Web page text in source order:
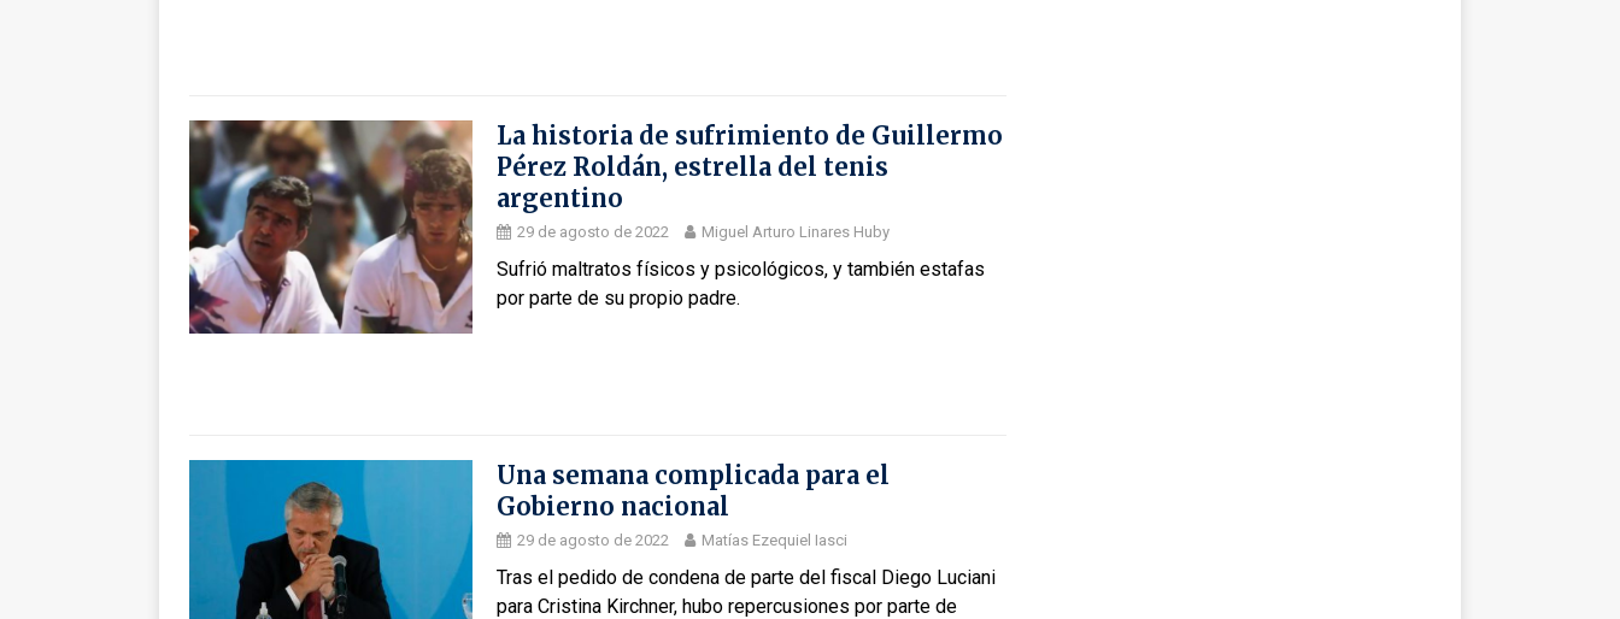
La historia de sufrimiento de Guillermo
Pérez Roldán, estrella del tenis
argentino
29 de agosto de 2022 Miguel Arturo Linares Huby
Sufrió maltratos físicos y psicológicos, y también estafas
por parte de su propio padre.
Una semana complicada para el
Gobierno nacional
29 de agosto de 2022 Matías Ezequiel Iasci
Tras el pedido de condena de parte del fiscal Diego Luciani
para Cristina Kirchner, hubo repercusiones por parte de